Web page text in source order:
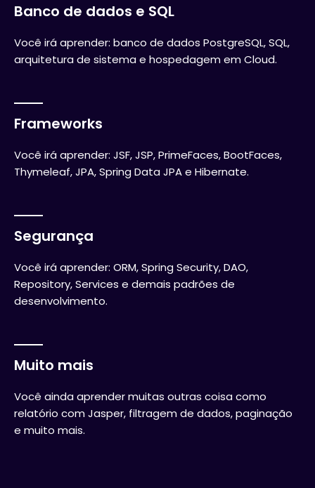
Banco de dados e SQL
Você irá aprender: banco de dados PostgreSQL, SQL,
arquitetura de sistema e hospedagem em Cloud.
Frameworks
Você irá aprender: JSF, JSP, PrimeFaces, BootFaces,
Thymeleaf, JPA, Spring Data JPA e Hibernate.
Segurança
Você irá aprender: ORM, Spring Security, DAO,
Repository, Services e demais padrões de
desenvolvimento.
Muito mais
Você ainda aprender muitas outras coisa como
relatório com Jasper, filtragem de dados, paginação
e muito mais.